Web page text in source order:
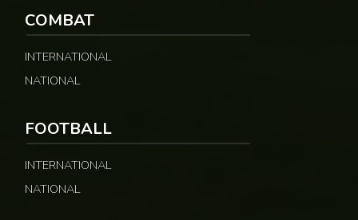
COMBAT
INTERNATIONAL
NATIONAL
FOOTBALL
INTERNATIONAL
NATIONAL